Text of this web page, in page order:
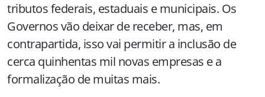
tributos federais, estaduais e municipais. Os
Governos vão deixar de receber, mas, em
contrapartida, isso vai permitir a inclusão de
cerca quinhentas mil novas empresas e a
formalização de muitas mais.